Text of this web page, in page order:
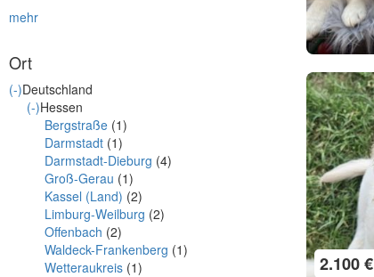
mehr
Ort
(-)Deutschland
(-)Hessen
Bergstraße (1)
Darmstadt (1)
Darmstadt-Dieburg (4)
Groß-Gerau (1)
Kassel (Land) (2)
Limburg-Weilburg (2)
Offenbach (2)
Waldeck-Frankenberg (1)
Wetteraukreis (1) 2.100 €